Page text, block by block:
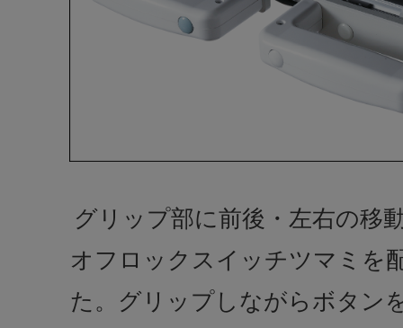
グリップ部に前後・左右の移
オフロックスイッチツマミを
た。グリップしながらボタン